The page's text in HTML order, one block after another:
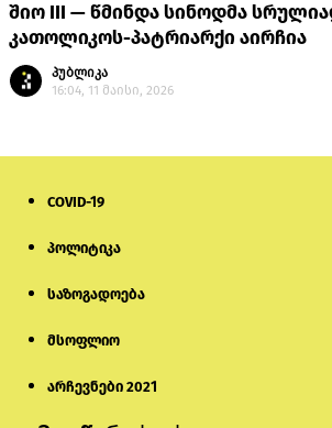
შიო III — წმინდა სინოდმა
კათოლიკოს-პატრიარქი აირჩია
პუბლიკა
16:04, 11 მაისი, 2026
COVID-19
პოლიტიკა
საზოგადოება
მსოფლიო
არჩევნები 2021